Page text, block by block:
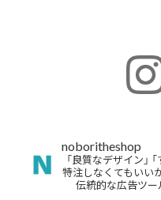
noboritheshop
「良質なデザイン」
特注しなくてもいい
伝統的な広告ツー